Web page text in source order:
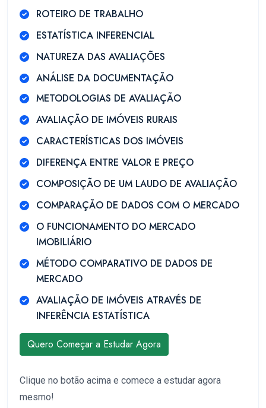
ROTEIRO DE TRABALHO
ESTATÍSTICA INFERENCIAL
NATUREZA DAS AVALIAÇÕES
ANÁLISE DA DOCUMENTAÇÃO
METODOLOGIAS DE AVALIAÇÃO
AVALIAÇÃO DE IMÓVEIS RURAIS
CARACTERÍSTICAS DOS IMÓVEIS
DIFERENÇA ENTRE VALOR E PREÇO
COMPOSIÇÃO DE UM LAUDO DE AVALIAÇÃO
COMPARAÇÃO DE DADOS COM O MERCADO
O FUNCIONAMENTO DO MERCADO
IMOBILIÁRIO
MÉTODO COMPARATIVO DE DADOS DE
MERCADO
AVALIAÇÃO DE IMÓVEIS ATRAVÉS DE
INFERÊNCIA ESTATÍSTICA
Quero Começar a Estudar Agora
Clique no botão acima e comece a estudar agora
mesmo!